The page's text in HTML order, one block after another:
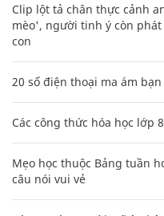
Clip lột tả chân thực cảnh
mèo', người tinh ý còn
con
20 số điện thoại ma ám
Các công thức hóa học lớp
Mẹo học thuộc Bảng tuần
câu nói vui vẻ